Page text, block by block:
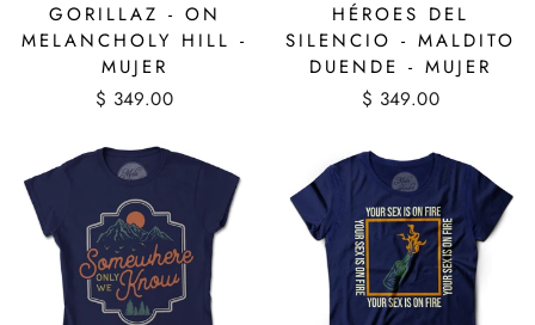
GORILLAZ - ON
MELANCHOLY HILL -
MUJER
$ 349.00
HÉROES DEL
SILENCIO - MALDITO
DUENDE - MUJER
$ 349.00